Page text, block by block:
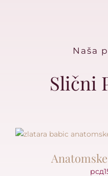
Naša
Slični
рсд